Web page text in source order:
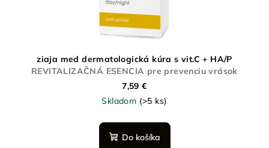
ziaja med dermatologická kúra s vit.C + HA/P
REVITALIZAČNÁ ESENCIA pre prevenciu vrások
7,59 €
Skladom (>5 ks)
Do košíka